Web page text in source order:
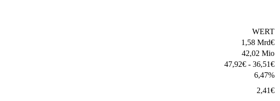
WERT
1,58 Mrd€
42,02 Mio
47,92€ - 36,51€
6,47%
2,41€